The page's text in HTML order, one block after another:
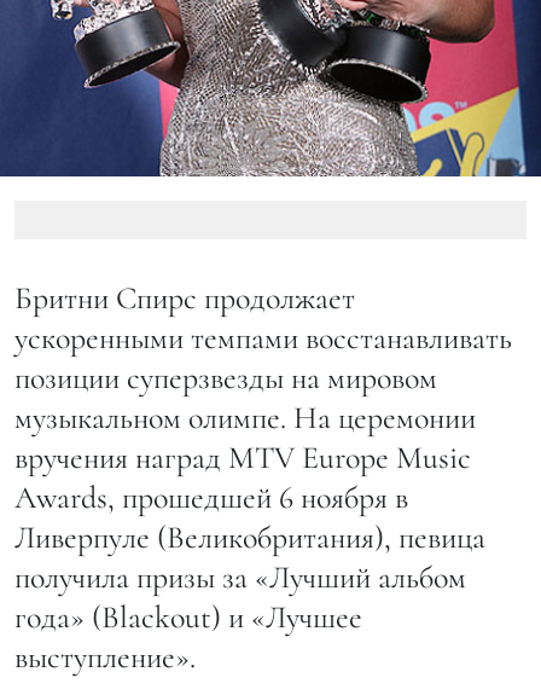
Бритни Спирс продолжает
ускоренными темпами восстанавливать
позиции суперзвезды на мировом
музыкальном олимпе. На церемонии
вручения наград MTV Europe Music
Awards, прошедшей 6 ноября в
Ливерпуле (Великобритания), певица
получила призы за «Лучший альбом
года» (Blackout) и «Лучшее
выступление».